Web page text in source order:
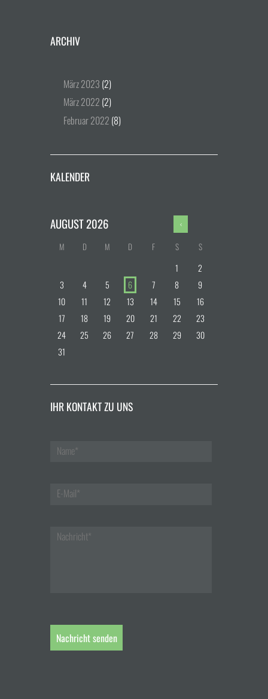
ARCHIV
März2023 (2)
März2022 (2)
Februar2022 (8)
KALENDER
AUGUST2026
M D M D F S S
1
2
3
4 5 6 7 8
9
10
11 12 13 14 15
16
17
18 19 20 21 22
23
24
25 26 27 28 29
30
31
IHR KONTAKT ZU UNS